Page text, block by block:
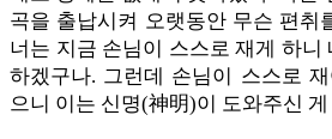
곡을 출납시켜 오랫동안 무슨 편취
너는 지금 손님이 스스로 재게 하니
하겠구나. 그런데 손님이 스스로
으니 이는 신명(神明)이 도와주신